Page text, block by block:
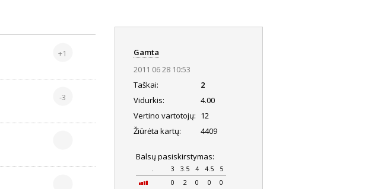
+1
-3
Gamta
2011 06 28 10:53
Taškai:
2
Vidurkis:
4.00
Vertino vartotojų: 12
Žiūrėta kartų:
4409
Balsų pasiskirstymas:
. 3 3.5 4 4.5
5
0
2 0 0
0